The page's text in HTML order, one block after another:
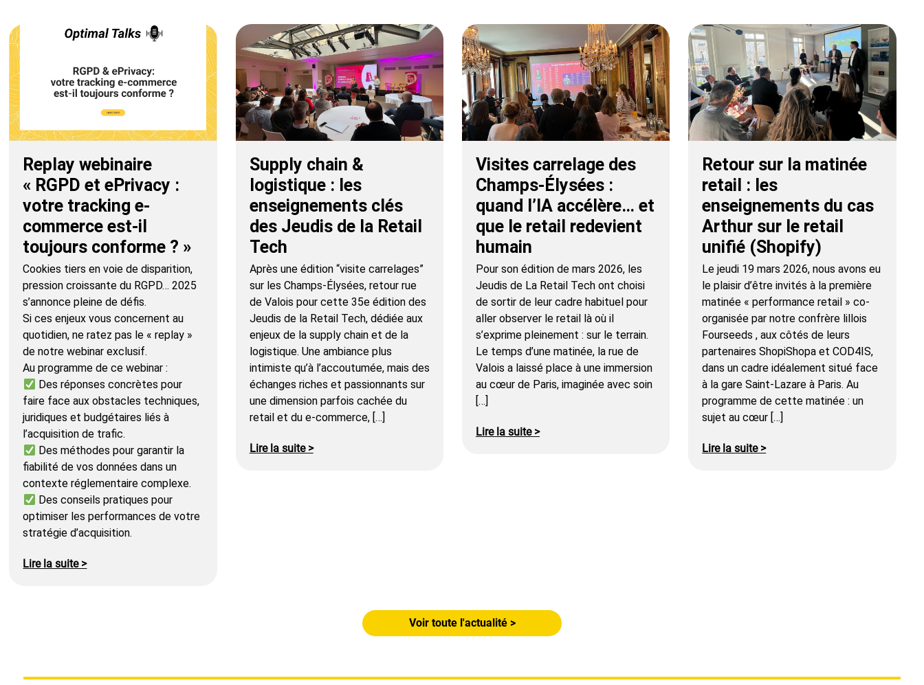
Replay webinaire
« RGPD et ePrivacy :
votre tracking e-
commerce est-il
toujours conforme ? »
Cookies tiers en voie de disparition,
pression croissante du RGPD… 2025
s’annonce pleine de défis.
Si ces enjeux vous concernent au
quotidien, ne ratez pas le « replay »
de notre webinar exclusif.
Au programme de ce webinar :
Des réponses concrètes pour
faire face aux obstacles techniques,
juridiques et budgétaires liés à
l’acquisition de trafic.
Des méthodes pour garantir la
fiabilité de vos données dans un
contexte réglementaire complexe.
Des conseils pratiques pour
optimiser les performances de votre
stratégie d’acquisition.
Lire la suite >
Supply chain &
logistique : les
enseignements clés
des Jeudis de la Retail
Tech
Après une édition “visite carrelages”
sur les Champs-Élysées, retour rue
de Valois pour cette 35e édition des
Jeudis de la Retail Tech, dédiée aux
enjeux de la supply chain et de la
logistique. Une ambiance plus
intimiste qu’à l’accoutumée, mais des
échanges riches et passionnants sur
une dimension parfois cachée du
retail et du e-commerce, […]
Lire la suite >
Visites carrelage des
Champs-Élysées :
quand l’IA accélère… et
que le retail redevient
humain
Pour son édition de mars 2026, les
Jeudis de La Retail Tech ont choisi
de sortir de leur cadre habituel pour
aller observer le retail là où il
s’exprime pleinement : sur le terrain.
Le temps d’une matinée, la rue de
Valois a laissé place à une immersion
au cœur de Paris, imaginée avec soin
[…]
Lire la suite >
Retour sur la matinée
retail : les
enseignements du cas
Arthur sur le retail
unifié (Shopify)
Le jeudi 19 mars 2026, nous avons eu
le plaisir d’être invités à la première
matinée « performance retail » co-
organisée par notre confrère lillois
Fourseeds , aux côtés de leurs
partenaires ShopiShopa et COD4IS,
dans un cadre idéalement situé face
à la gare Saint-Lazare à Paris. Au
programme de cette matinée : un
sujet au cœur […]
Lire la suite >
Voir toute l'actualité >